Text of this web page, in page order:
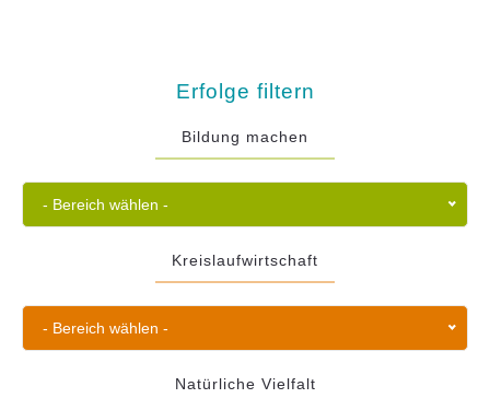
Erfolge filtern
Bildung machen
- Bereich wählen -
Kreislaufwirtschaft
- Bereich wählen -
Natürliche Vielfalt